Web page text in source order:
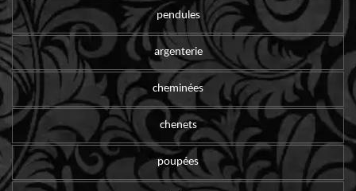
pendules
argenterie
cheminées
chenets
poupées